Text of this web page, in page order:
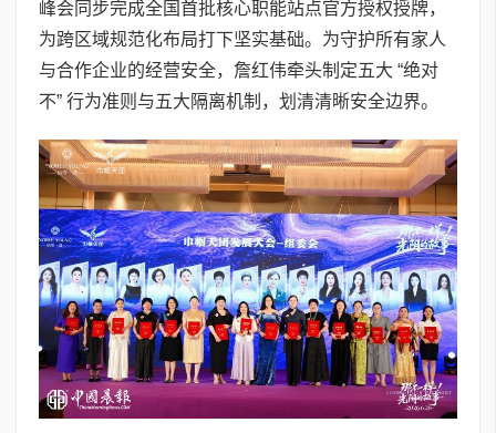
峰会同步完成全国首批核心职能站点官方授权授牌，
为跨区域规范化布局打下坚实基础。为守护所有家人
与合作企业的经营安全，詹红伟牵头制定五大 “绝对
不” 行为准则与五大隔离机制，划清清晰安全边界。